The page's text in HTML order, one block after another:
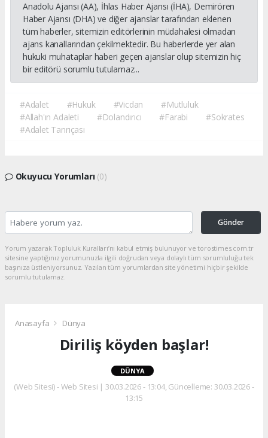
Anadolu Ajansı (AA), İhlas Haber Ajansı (İHA), Demirören
Haber Ajansı (DHA) ve diğer ajanslar tarafından eklenen
tüm haberler, sitemizin editörlerinin müdahalesi olmadan
ajans kanallarından çekilmektedir. Bu haberlerde yer alan
hukuki muhataplar haberi geçen ajanslar olup sitemizin hiç
bir editörü sorumlu tutulamaz...
#Adalet #Hukuk #Vicdan
#Mutluluk
#Allah'ın Adaleti
#Dolandırıcı #Farabi
#Sokrates
#Adalet Tanrıçası
Okuyucu Yorumları (0)
Gönder
Yorum yazarak Topluluk Kuralları’nı kabul etmiş bulunuyor ve torostimes.com.tr
sitesine yaptığınız yorumunuzla ilgili doğrudan veya dolaylı tüm sorumluluğu tek
başınıza üstleniyorsunuz. Yazılan tüm yorumlardan site yönetimi hiçbir şekilde
sorumlu tutulamaz.
Anasayfa Dünya
Diriliş köyden başlar!
DÜNYA
(Web Sitesi) - Web Sitesi | 30.03.2026 - 13:04, Güncelleme: 30.03.2026 -
13:15